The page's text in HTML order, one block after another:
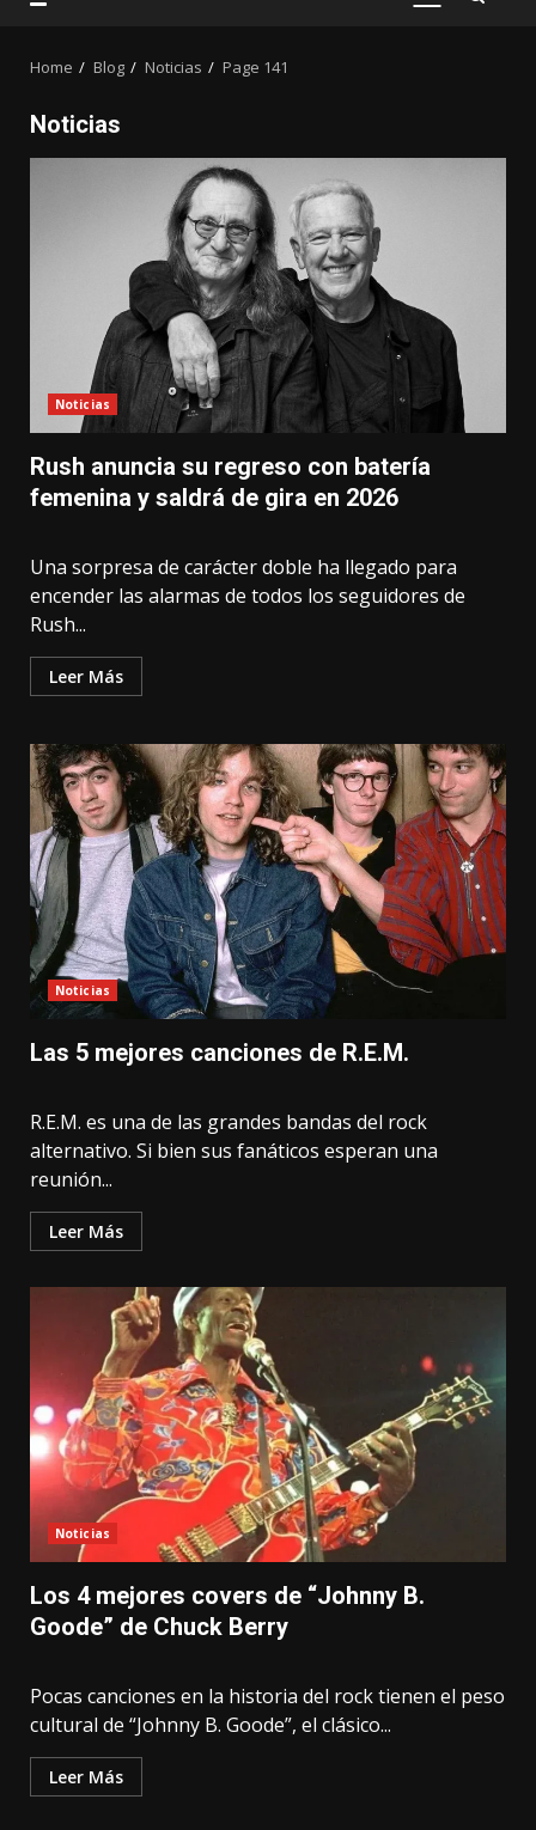
PRIMARY
Home Blog Noticias Page 141
Noticias
Noticias
Rush anuncia su regreso con batería
femenina y saldrá de gira en 2026
Una sorpresa de carácter doble ha llegado para
encender las alarmas de todos los seguidores de
Rush...
Leer Más
Noticias
Las 5 mejores canciones de R.E.M.
R.E.M. es una de las grandes bandas del rock
alternativo. Si bien sus fanáticos esperan una
reunión...
Leer Más
Noticias
Los 4 mejores covers de “Johnny B.
Goode” de Chuck Berry
Pocas canciones en la historia del rock tienen el peso
cultural de “Johnny B. Goode”, el clásico...
Leer Más